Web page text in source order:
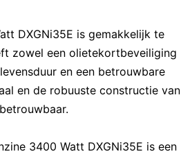
DXGNi35E is gemakkelijk te
zowel een olietekortbeveiliging
en een betrouwbare
en de robuuste constructie van
3400 Watt DXGNi35E is een